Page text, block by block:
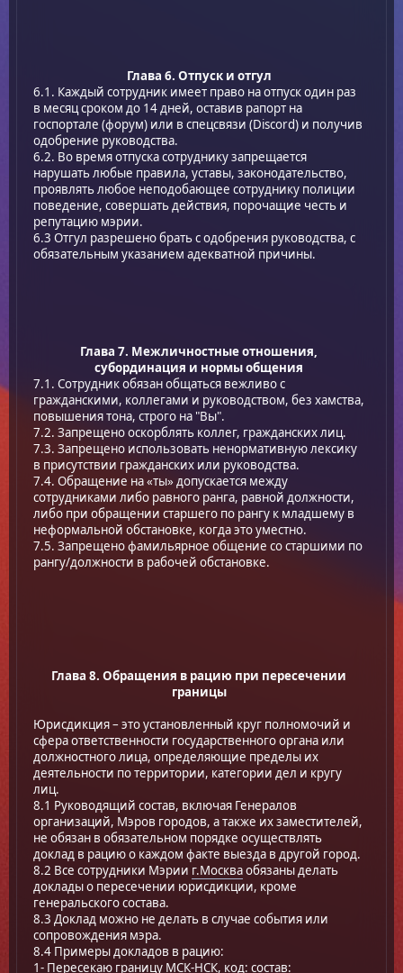
Глава 6. Отпуск и отгул
6.1. Каждый сотрудник имеет право на отпуск один раз
в месяц сроком до 14 дней, оставив рапорт на
госпортале (форум) или в спецсвязи (Discord) и получив
одобрение руководства.
6.2. Во время отпуска сотруднику запрещается
нарушать любые правила, уставы, законодательство,
проявлять любое неподобающее сотруднику полиции
поведение, совершать действия, порочащие честь и
репутацию мэрии.
6.3 Отгул разрешено брать с одобрения руководства, с
обязательным указанием адекватной причины.
Глава 7. Межличностные отношения,
субординация и нормы общения
7.1. Сотрудник обязан общаться вежливо с
гражданскими, коллегами и руководством, без хамства,
повышения тона, строго на "Вы".
7.2. Запрещено оскорблять коллег, гражданских лиц.
7.3. Запрещено использовать ненормативную лексику
в присутствии гражданских или руководства.
7.4. Обращение на «ты» допускается между
сотрудниками либо равного ранга, равной должности,
либо при обращении старшего по рангу к младшему в
неформальной обстановке, когда это уместно.
7.5. Запрещено фамильярное общение со старшими по
рангу/должности в рабочей обстановке.
Глава 8. Обращения в рацию при пересечении
границы
Юрисдикция – это установленный круг полномочий и
сфера ответственности государственного органа или
должностного лица, определяющие пределы их
деятельности по территории, категории дел и кругу
лиц.
8.1 Руководящий состав, включая Генералов
организаций, Мэров городов, а также их заместителей,
не обязан в обязательном порядке осуществлять
доклад в рацию о каждом факте выезда в другой город.
8.2 Все сотрудники Мэрии г.Москваобязаны делать
доклады о пересечении юрисдикции, кроме
генеральского состава.
8.3 Доклад можно не делать в случае события или
сопровождения мэра.
8.4 Примеры докладов в рацию:
1- Пересекаю границу МСК-НСК, код: состав: